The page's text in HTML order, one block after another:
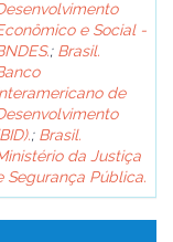
e Social -
; Brasil.
de
; Brasil.
da Justiça
Segurança Pública.